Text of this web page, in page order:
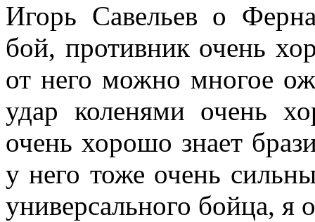
Игорь Савельев о
бой, противник очень
от него можно многое
удар коленями очень
очень хорошо знает
у него тоже очень
универсального бойца, я